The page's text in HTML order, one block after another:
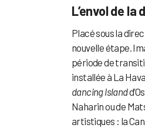
L’envol de la
Placé sous la
nouvelle étape.
période de
installée à La
dancing Island
Naharin ou de
artistiques : la